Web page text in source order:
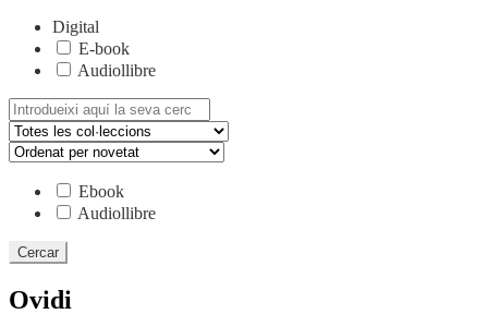
Digital
E-book
Audiollibre
Cerca:
Ebook
Audiollibre
Ovidi